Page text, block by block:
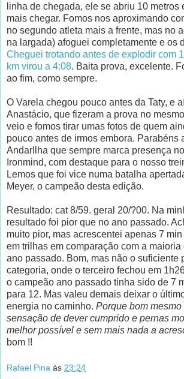
linha de chegada, ele se abriu 10 metros
mais chegar. Fomos nos aproximando
no segundo atleta mais a frente, mas no
na largada) afoguei completamente e os
Cheguei trotando antes de explodir com
km virou a 4:08. Baita prova, excelente.
ao fim, como sempre.
O Varela chegou pouco antes da Taty, e
Anastácio, que fizeram a prova no
veio e fomos tirar umas fotos de quem
pouco antes de irmos embora. Parabéns
AndarIlha que sempre marca presença
Ironmind, com destaque para o nosso
Lemos que foi vice numa batalha
Meyer, o campeão desta edição.
Resultado: cat 8/59. geral 20/?00. Na
resultado foi pior que no ano passado.
muito pior, mas acrescentei apenas 7
em trilhas em comparação com a maioria
ano passado. Bom, mas não o suficiente
categoria, onde o terceiro fechou em
o campeão ano passado tinha sido de 7
para 12. Mas valeu demais deixar o
energia no caminho. Porque bom
sensação de dever cumprido e pernas
melhor possível e sem mais nada a
bom !!
Rafael Pina às 23:24